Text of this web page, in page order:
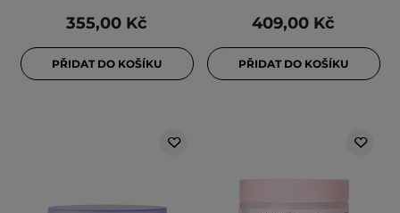
355,00 Kč
PŘIDAT DO KOŠÍKU
409,00 Kč
PŘIDAT DO KOŠÍKU